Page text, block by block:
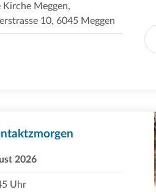
Kirche Meggen,
10, 6045 Meggen
2026
Uhr